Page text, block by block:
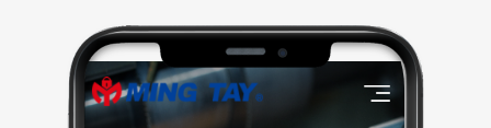
新，並整合多語系介面、表單串接及安全性設定，打造
兼具穩定與彈性的企業級網站平台。